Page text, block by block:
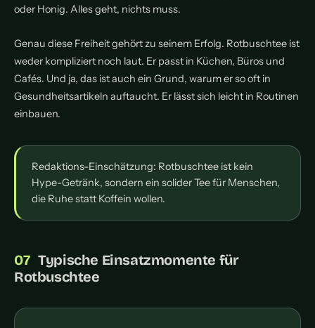
oder Honig. Alles geht, nichts muss.
Genau diese Freiheit gehört zu seinem Erfolg. Rotbuschtee ist
weder kompliziert noch laut. Er passt in Küchen, Büros und
Cafés. Und ja, das ist auch ein Grund, warum er so oft in
Gesundheitsartikeln auftaucht. Er lässt sich leicht in Routinen
einbauen.
Redaktions-Einschätzung: Rotbuschtee ist kein
Hype-Getränk, sondern ein solider Tee für Menschen,
die Ruhe statt Koffein wollen.
Typische Einsatzmomente für
Rotbuschtee